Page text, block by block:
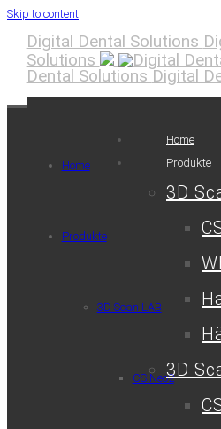
Skip to content
Digital Dental Solutions
Solutions
Dental SolutionsDigital
Home
Produkte
3D Scan LAB
CS.Neo2
Home
Produkte
3D
3D